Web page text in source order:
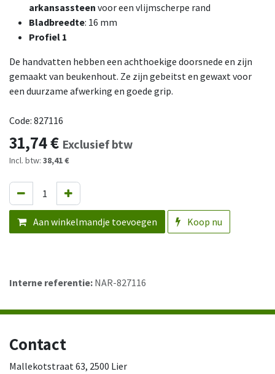
arkansassteen voor een vlijmscherpe rand
Bladbreedte: 16 mm
Profiel 1
De handvatten hebben een achthoekige doorsnede en zijn
gemaakt van beukenhout. Ze zijn gebeitst en gewaxt voor
een duurzame afwerking en goede grip.
Code: 827116
31,74€ Exclusief btw
Incl. btw: 38,41 €
Aan winkelmandje toevoegen Koop nu
Interne referentie: NAR-827116
Contact
Mallekotstraat 63, 2500 Lier